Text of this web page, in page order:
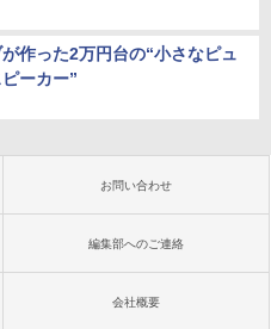
作った2万円台の“小さなピュ
ーカー”
お問い合わせ
編集部へのご連絡
会社概要